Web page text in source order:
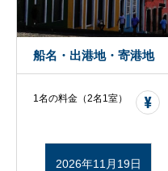
船名・出港地・寄港地
1名の料金（2名1室）
2026年11月19日